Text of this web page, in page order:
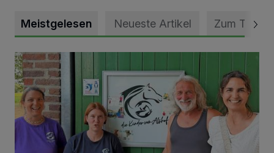
Meistgelesen Neueste Artikel Zum Thema
Vorbildlicher Einsatz für den Artenschutz gewürdigt